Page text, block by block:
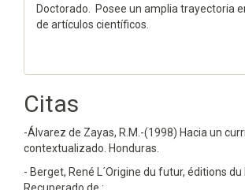
Doctorado. Posee un amplia trayectoria
de artículos científicos.
Citas
-Álvarez de Zayas, R.M.-(1998) Hacia un
contextualizado. Honduras.
- Berget, René L´Origine du futur, éditions du
Recuperado de :